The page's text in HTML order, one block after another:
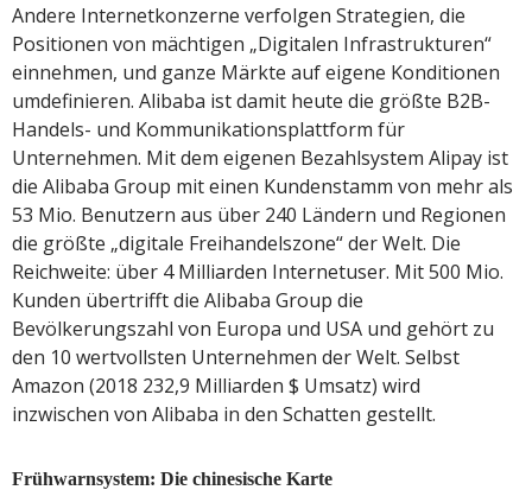
Andere Internetkonzerne verfolgen Strategien, die
Positionen von mächtigen „Digitalen Infrastrukturen“
einnehmen, und ganze Märkte auf eigene Konditionen
umdefinieren. Alibaba ist damit heute die größte B2B-
Handels- und Kommunikationsplattform für
Unternehmen. Mit dem eigenen Bezahlsystem Alipay ist
die Alibaba Group mit einen Kundenstamm von mehr als
53 Mio. Benutzern aus über 240 Ländern und Regionen
die größte „digitale Freihandelszone“ der Welt. Die
Reichweite: über 4 Milliarden Internetuser. Mit 500 Mio.
Kunden übertrifft die Alibaba Group die
Bevölkerungszahl von Europa und USA und gehört zu
den 10 wertvollsten Unternehmen der Welt. Selbst
Amazon (2018 232,9 Milliarden $ Umsatz) wird
inzwischen von Alibaba in den Schatten gestellt.
Frühwarnsystem: Die chinesische Karte